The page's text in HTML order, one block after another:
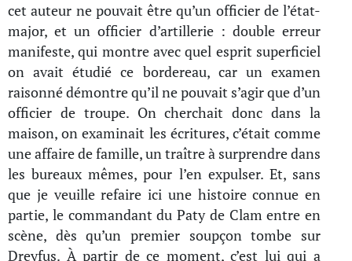
cet auteur ne pouvait être qu’un officier de l’état-
major, et un officier d’artillerie : double erreur
manifeste, qui montre avec quel esprit superficiel
on avait étudié ce bordereau, car un examen
raisonné démontre qu’il ne pouvait s’agir que d’un
officier de troupe. On cherchait donc dans la
maison, on examinait les écritures, c’était comme
une affaire de famille, un traître à surprendre dans
les bureaux mêmes, pour l’en expulser. Et, sans
que je veuille refaire ici une histoire connue en
partie, le commandant du Paty de Clam entre en
scène, dès qu’un premier soupçon tombe sur
Dreyfus. À partir de ce moment, c’est lui qui a